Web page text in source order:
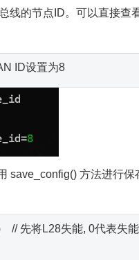
线的节点ID。可以直接查
ID设置为8
save_config() 方法进行
// 先将L28失能, 0代表失